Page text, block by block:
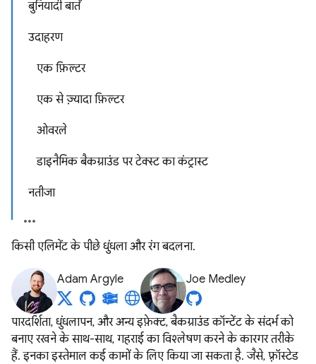
बुनियादी बातें
उदाहरण
एक फ़िल्टर
एक से ज़्यादा फ़िल्टर
ओवरले
डाइनैमिक बैकग्राउंड पर टेक्स्ट का कंट्रास्ट
नतीजा
किसी एलिमेंट के पीछे धुंधला और रंग बदलना.
Adam Argyle Joe Medley
पारदर्शिता, धुंधलापन, और अन्य इफ़ेक्ट, बैकग्राउंड कॉन्टेंट के संदर्भ को
बनाए रखने के साथ-साथ, गहराई का विश्लेषण करने के कारगर तरीके
हैं. इनका इस्तेमाल कई कामों के लिए किया जा सकता है. जैसे, फ़्रॉस्टेड